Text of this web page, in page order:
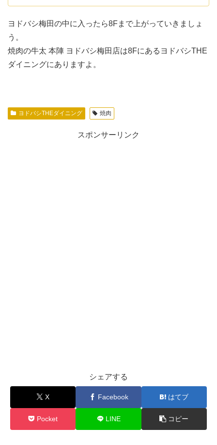
ヨドバシ梅田の中に入ったら8Fまで上がっていきましょ
う。
焼肉の牛太 本陣 ヨドバシ梅田店は8FにあるヨドバシTHE
ダイニングにありますよ。
ヨドバシTHEダイニング 焼肉
スポンサーリンク
シェアする
X Facebook はてブ
Pocket LINE コピー